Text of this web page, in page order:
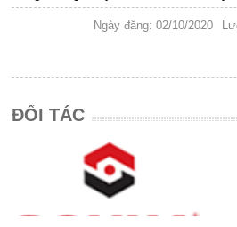
Ngày đăng: 02/10/2020
ĐỐI TÁC